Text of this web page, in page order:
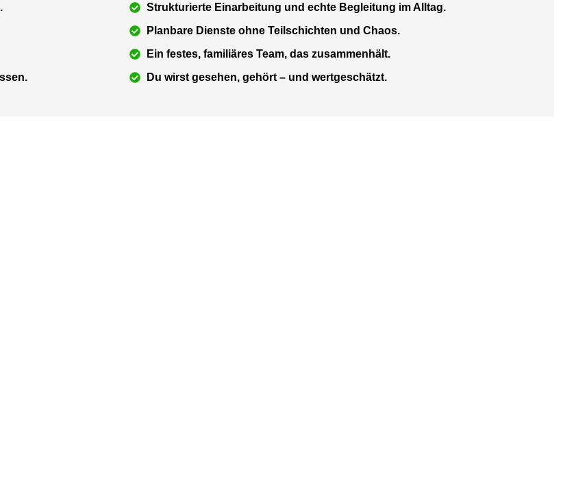
Strukturierte Einarbeitung und echte Begleitung im Alltag.
Planbare Dienste ohne Teilschichten und Chaos.
Ein festes, familiäres Team, das zusammenhält.
Du wirst gesehen, gehört – und wertgeschätzt.